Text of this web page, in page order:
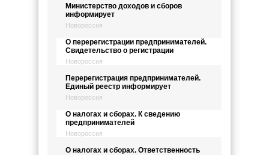
Министерство доходов и сборов
информирует
Новороссия
О перерегистрации предпринимателей.
Свидетельство о регистрации
Новороссия
Перерегистрация предпринимателей.
Единый реестр информирует
Новороссия
О налогах и сборах. К сведению
предпринимателей
Новороссия
О налогах и сборах. Ответственность